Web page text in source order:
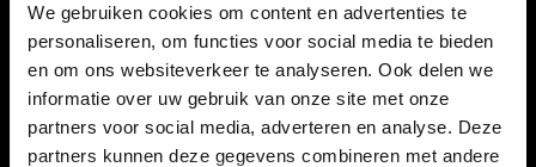
We gebruiken cookies om content en advertenties te
personaliseren, om functies voor social media te bieden
en om ons websiteverkeer te analyseren. Ook delen we
informatie over uw gebruik van onze site met onze
partners voor social media, adverteren en analyse. Deze
partners kunnen deze gegevens combineren met andere
CLUB
TEAMS
STADION
SUPPORTERS
FOUNDATION
KAARTVERKOOP
BUSINESS